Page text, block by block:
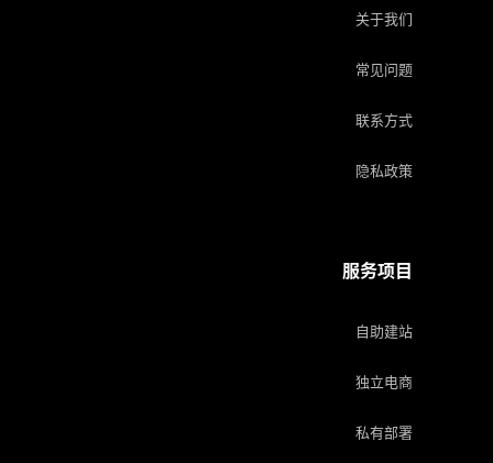
关于我们
常见问题
联系方式
隐私政策
服务项目
自助建站
独立电商
私有部署